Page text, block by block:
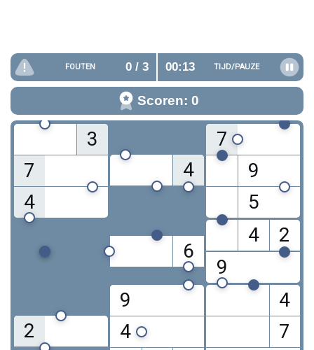
FOUTEN 0/ 3 00:14 TIJD/PAUZE
Scoren: 0
3
7
4
4
7
9
5
6
4
2
9
2
9
4
4
7